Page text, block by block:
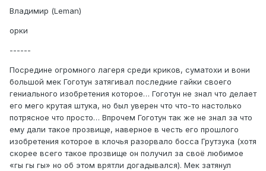
Владимир (Leman)
орки
------
Посредине огромного лагеря среди криков, суматохи и вони
большой мек Гоготун затягивал последние гайки своего
гениального изобретения которое… Гоготун не знал что делает
его мего крутая штука, но был уверен что что-то настолько
потрясное что просто… Впрочем Гоготун так же не знал за что
ему дали такое прозвище, наверное в честь его прошлого
изобретения которое в клочья разорвало босса Грутзука (хотя
скорее всего такое прозвище он получил за своё любимое
«гы гы гы» но об этом врятли догадывался). Мек затянул